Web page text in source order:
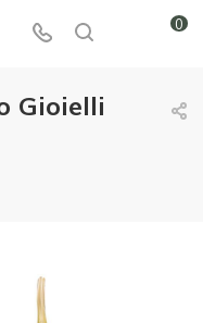
0
Gioielli